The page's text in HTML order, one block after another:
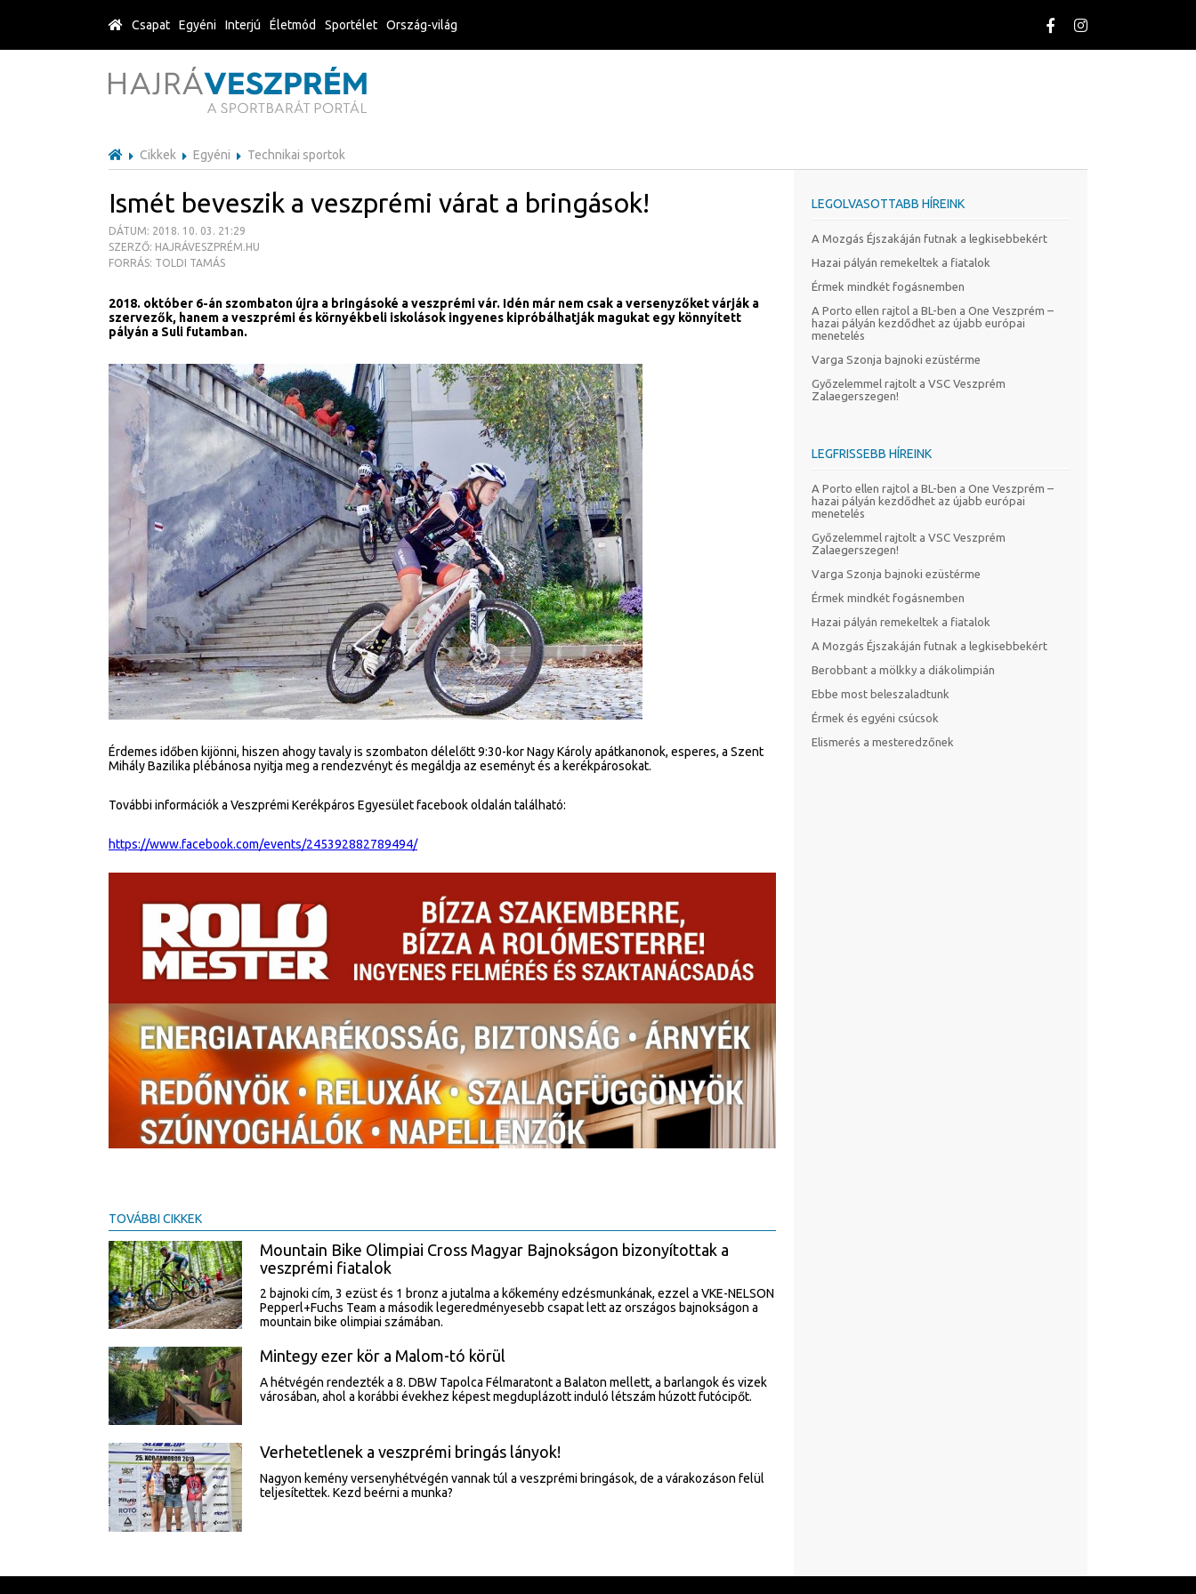
Cikkek Egyéni Technikai sportok
Ismét beveszik a veszprémi várat a bringások!
DÁTUM: 2018. 10. 03. 21:29
SZERZŐ: HAJRÁVESZPRÉM.HU
FORRÁS: TOLDI TAMÁS
2018. október 6-án szombaton újra a bringásoké a veszprémi vár. Idén már nem csak a versenyzőket várják a
szervezők, hanem a veszprémi és környékbeli iskolások ingyenes kipróbálhatják magukat egy könnyített
pályán a Suli futamban.
Érdemes időben kijönni, hiszen ahogy tavaly is szombaton délelőtt 9:30-kor Nagy Károly apátkanonok, esperes, a Szent
Mihály Bazilika plébánosa nyitja meg a rendezvényt és megáldja az eseményt és a kerékpárosokat.
További információk a Veszprémi Kerékpáros Egyesület facebook oldalán található:
https://www.facebook.com/events/245392882789494/
TOVÁBBI CIKKEK
Mountain Bike Olimpiai Cross Magyar Bajnokságon bizonyítottak a
veszprémi fiatalok
2 bajnoki cím, 3 ezüst és 1 bronz a jutalma a kőkemény edzésmunkának, ezzel a VKE-NELSON
Pepperl+Fuchs Team a második legeredményesebb csapat lett az országos bajnokságon a
mountain bike olimpiai számában.
Mintegy ezer kör a Malom-tó körül
A hétvégén rendezték a 8. DBW Tapolca Félmaratont a Balaton mellett, a barlangok és vizek
városában, ahol a korábbi évekhez képest megduplázott induló létszám húzott futócipőt.
Verhetetlenek a veszprémi bringás lányok!
Nagyon kemény versenyhétvégén vannak túl a veszprémi bringások, de a várakozáson felül
teljesítettek. Kezd beérni a munka?
LEGOLVASOTTABB HÍREINK
A Mozgás Éjszakáján futnak a legkisebbekért
Hazai pályán remekeltek a fiatalok
Érmek mindkét fogásnemben
A Porto ellen rajtol a BL-ben a One Veszprém –
hazai pályán kezdődhet az újabb európai
menetelés
Varga Szonja bajnoki ezüstérme
Győzelemmel rajtolt a VSC Veszprém
Zalaegerszegen!
LEGFRISSEBB HÍREINK
A Porto ellen rajtol a BL-ben a One Veszprém –
hazai pályán kezdődhet az újabb európai
menetelés
Győzelemmel rajtolt a VSC Veszprém
Zalaegerszegen!
Varga Szonja bajnoki ezüstérme
Érmek mindkét fogásnemben
Hazai pályán remekeltek a fiatalok
A Mozgás Éjszakáján futnak a legkisebbekért
Berobbant a mölkky a diákolimpián
Ebbe most beleszaladtunk
Érmek és egyéni csúcsok
Elismerés a mesteredzőnek
Csapat Egyéni Interjú Életmód Sportélet Ország-világ